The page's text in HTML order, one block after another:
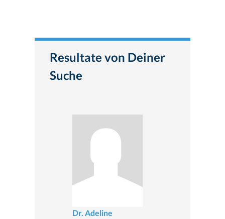
Resultate von Deiner
Suche
Dr. Adeline